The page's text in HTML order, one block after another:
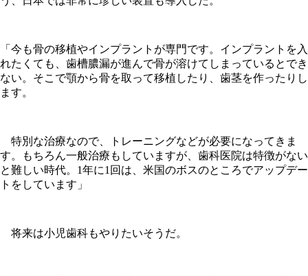
「今も骨の移植やインプラントが専門です。インプラントを入
れたくても、歯槽膿漏が進んで骨が溶けてしまっているとでき
ない。そこで顎から骨を取って移植したり、歯茎を作ったりし
ます。
特別な治療なので、トレーニングなどが必要になってきま
す。もちろん一般治療もしていますが、歯科医院は特徴がない
と難しい時代。1年に1回は、米国のボスのところでアップデー
トをしています」
将来は小児歯科もやりたいそうだ。